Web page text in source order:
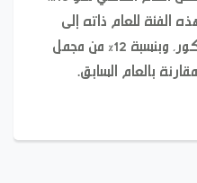
الفئة للعام ذاته إلى
5000 عقد لإناث و300 عقد لذكور، وبنسبة 12% من مجمل